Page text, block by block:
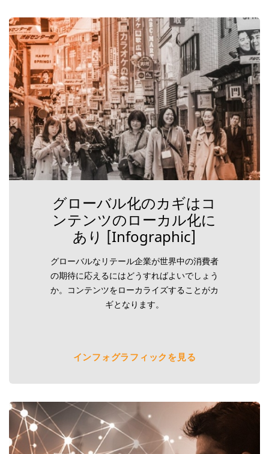
グローバル化のカギはコ
ンテンツのローカル化に
あり [Infographic]
グローバルなリテール企業が世界中の消費者
の期待に応えるにはどうすればよいでしょう
か。コンテンツをローカライズすることがカ
ギとなります。
インフォグラフィックを見る